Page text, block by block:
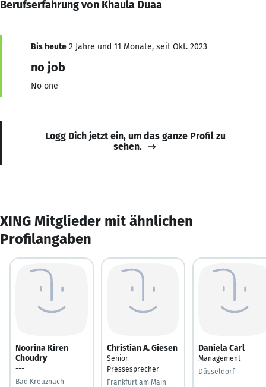
Berufserfahrung von Khaula Duaa
Bis heute 2 Jahre und 11 Monate, seit Okt. 2023
no job
No one
Logg Dich jetzt ein, um das ganze Profil zu
sehen.
XING Mitglieder mit ähnlichen
Profilangaben
Noorina Kiren
Choudry
---
Bad Kreuznach
Christian A. Giesen
Senior
Pressesprecher
Frankfurt am Main
Daniela Carl
Management
Düsseldorf